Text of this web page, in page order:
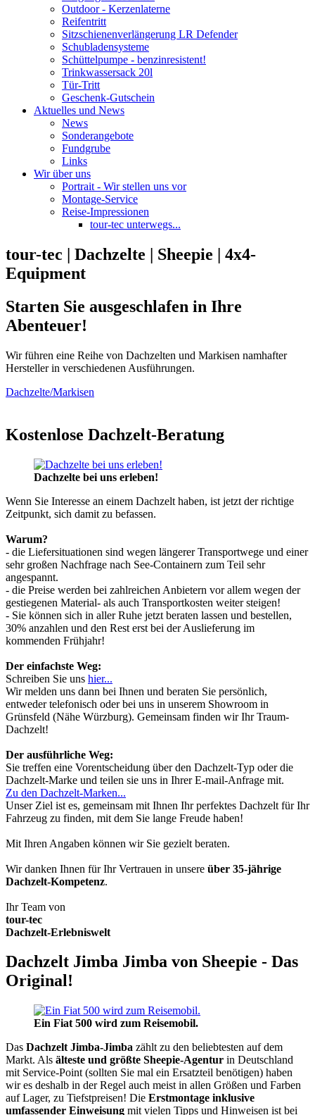
Outdoor - Kerzenlaterne
Reifentritt
Sitzschienenverlängerung LR Defender
Schubladensysteme
Schüttelpumpe - benzinresistent!
Trinkwassersack 20l
Tür-Tritt
Geschenk-Gutschein
Aktuelles und News
News
Sonderangebote
Fundgrube
Links
Wir über uns
Portrait - Wir stellen uns vor
Montage-Service
Reise-Impressionen
tour-tec unterwegs...
tour-tec | Dachzelte | Sheepie | 4x4-
Equipment
Starten Sie ausgeschlafen in Ihre
Abenteuer!
Wir führen eine Reihe von Dachzelten und Markisen namhafter
Hersteller in verschiedenen Ausführungen.
Dachzelte/Markisen
Kostenlose Dachzelt-Beratung
Dachzelte bei uns erleben!
Wenn Sie Interesse an einem Dachzelt haben, ist jetzt der richtige
Zeitpunkt, sich damit zu befassen.
Warum?
- die Liefersituationen sind wegen längerer Transportwege und einer
sehr großen Nachfrage nach See-Containern zum Teil sehr
angespannt.
- die Preise werden bei zahlreichen Anbietern vor allem wegen der
gestiegenen Material- als auch Transportkosten weiter steigen!
- Sie können sich in aller Ruhe jetzt beraten lassen und bestellen,
30% anzahlen und den Rest erst bei der Auslieferung im
kommenden Frühjahr!
Der einfachste Weg:
Schreiben Sie uns hier...
Wir melden uns dann bei Ihnen und beraten Sie persönlich,
entweder telefonisch oder bei uns in unserem Showroom in
Grünsfeld (Nähe Würzburg). Gemeinsam finden wir Ihr Traum-
Dachzelt!
Der ausführliche Weg:
Sie treffen eine Vorentscheidung über den Dachzelt-Typ oder die
Dachzelt-Marke und teilen sie uns in Ihrer E-mail-Anfrage mit.
Zu den Dachzelt-Marken...
Unser Ziel ist es, gemeinsam mit Ihnen Ihr perfektes Dachzelt für Ihr
Fahrzeug zu finden, mit dem Sie lange Freude haben!
Mit Ihren Angaben können wir Sie gezielt beraten.
Wir danken Ihnen für Ihr Vertrauen in unsere über 35-jährige
Dachzelt-Kompetenz.
Ihr Team von
tour-tec
Dachzelt-Erlebniswelt
Dachzelt Jimba Jimba von Sheepie - Das
Original!
Ein Fiat 500 wird zum Reisemobil.
Das Dachzelt Jimba-Jimba zählt zu den beliebtesten auf dem
Markt. Als älteste und größte Sheepie-Agentur in Deutschland
mit Service-Point (sollten Sie mal ein Ersatzteil benötigen) haben
wir es deshalb in der Regel auch meist in allen Größen und Farben
auf Lager, zu Tiefstpreisen! Die Erstmontage inklusive
umfassender Einweisung mit vielen Tipps und Hinweisen ist bei